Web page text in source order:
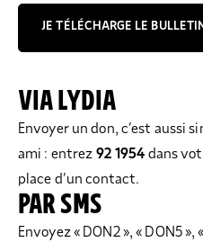
JE TÉLÉCHARGE LE BULLETIN
VIA LYDIA
Envoyer un don, c’est aussi
ami : entrez 92 1954 dans
place d’un contact.
PAR SMS
Envoyez « DON2 », « DON5 »,